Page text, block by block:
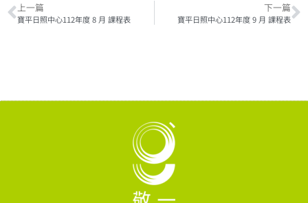
上一篇
寶平日照中心112年度 8 月 課程表
下一篇
寶平日照中心112年度 9 月 課程表